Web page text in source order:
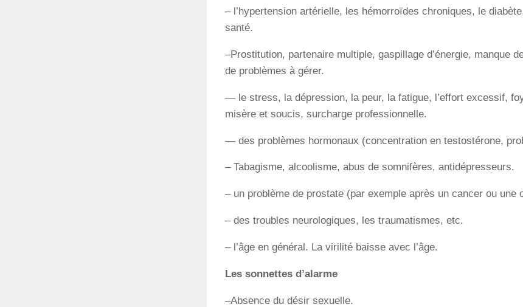
– l’hypertension artérielle, les hémorroïdes chroniques, le
santé.
–Prostitution, partenaire multiple, gaspillage d’énergie, manque
de problèmes à gérer.
— le stress, la dépression, la peur, la fatigue, l’effort excessif,
misère et soucis, surcharge professionnelle.
— des problèmes hormonaux (concentration en testostérone,
– Tabagisme, alcoolisme, abus de somnifères, antidépresseurs.
– un problème de prostate (par exemple après un cancer ou une
– des troubles neurologiques, les traumatismes, etc.
– l’âge en général. La virilité baisse avec l’âge.
Les sonnettes d’alarme
–Absence du désir sexuelle.